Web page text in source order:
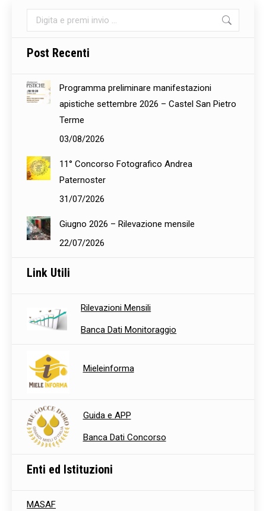
Cerca:
Post Recenti
Programma preliminare manifestazioni
apistiche settembre 2026 – Castel San Pietro
Terme
03/08/2026
11° Concorso Fotografico Andrea
Paternoster
31/07/2026
Giugno 2026 – Rilevazione mensile
22/07/2026
Link Utili
Rilevazioni Mensili
Banca Dati Monitoraggio
Mieleinforma
Guida e APP
Banca Dati Concorso
Enti ed Istituzioni
MASAF